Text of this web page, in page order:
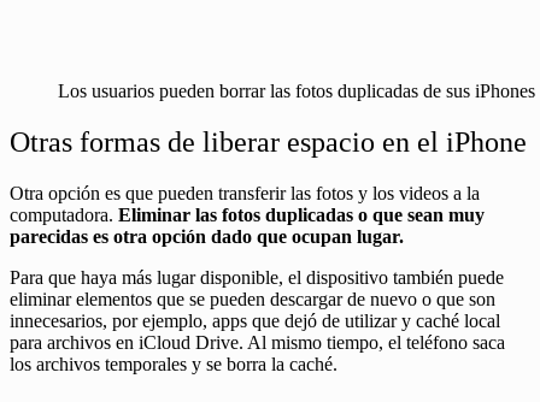
Los usuarios pueden borrar las fotos duplicadas de sus iPhones
Otras formas de liberar espacio en el iPhone
Otra opción es que pueden transferir las fotos y los videos a la
computadora. Eliminar las fotos duplicadas o que sean muy
parecidas es otra opción dado que ocupan lugar.
Para que haya más lugar disponible, el dispositivo también puede
eliminar elementos que se pueden descargar de nuevo o que son
innecesarios, por ejemplo, apps que dejó de utilizar y caché local
para archivos en iCloud Drive. Al mismo tiempo, el teléfono saca
los archivos temporales y se borra la caché.